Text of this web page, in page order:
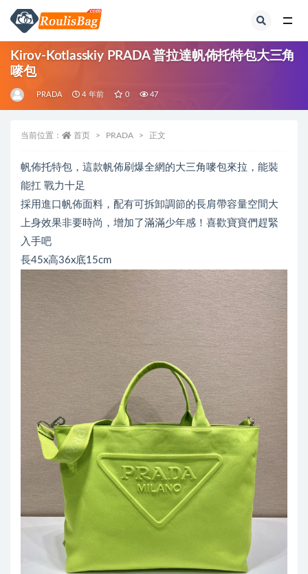
Kirov-Kotlasskiy PRADA 普拉達帆佈托特包大三角
嘜包
PRADA 4 年前 0 47
当前位置： 首页 PRADA 正文
帆佈托特包，這款帆佈刷爆全網的大三角嘜包來拉，能裝
能扛 戰力十足
採用進口帆佈面料，配有可拆卸調節的長肩帶容量空間大
上身效果非要時尚，增加了滿滿少年感！喜歡寶寶們趕緊
入手吧
長45x高36x底15cm